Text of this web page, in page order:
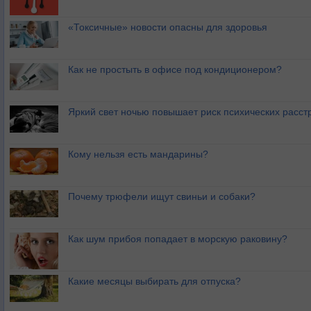
«Токсичные» новости опасны для здоровья
Как не простыть в офисе под кондиционером?
Яркий свет ночью повышает риск психических
Кому нельзя есть мандарины?
Почему трюфели ищут свиньи и собаки?
Как шум прибоя попадает в морскую раковину?
Какие месяцы выбирать для отпуска?